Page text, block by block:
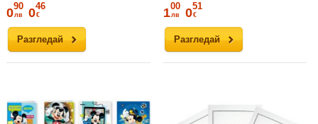
Разгледай
090
лв 046
€
Разгледай
100
лв 051
€